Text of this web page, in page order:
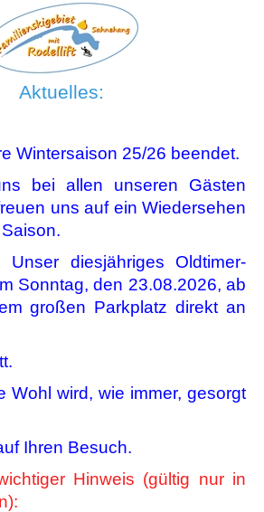
Aktuelles:
Wintersaison 25/26 beendet.
bei allen unseren Gästen
uns auf ein Wiedersehen
Unser diesjähriges Oldtimer-
Sonntag, den 23.08.2026, ab
großen Parkplatz direkt an
Wohl wird, wie immer, gesorgt
Ihren Besuch.
Hinweis (gültig nur in